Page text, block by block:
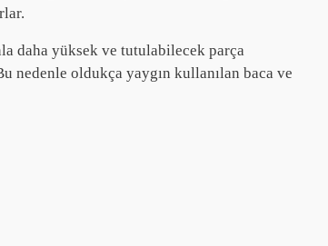
daha yüksek ve tutulabilecek parça
nedenle oldukça yaygın kullanılan baca ve